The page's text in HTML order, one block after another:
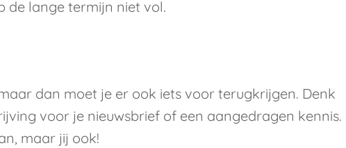
de lange termijn niet vol.
dan moet je er ook iets voor terugkrijgen. Denk
voor je nieuwsbrief of een aangedragen kennis.
maar jij ook!